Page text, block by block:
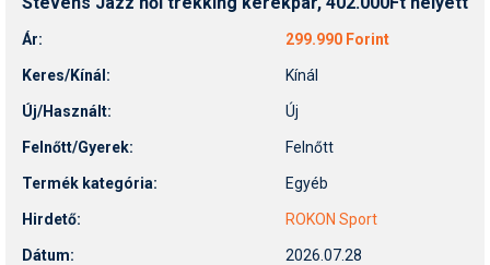
Ár: 299.990 Forint
Keres/Kínál: Kínál
Új/Használt: Új
Felnőtt/Gyerek: Felnőtt
Termék kategória: Egyéb
Hirdető: ROKON Sport
Dátum: 2026.07.28